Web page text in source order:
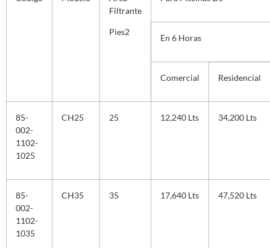
Filtrante
Pies2
En 6 Horas
Comercial Residencial
85-
002-
1102-
1025
CH25 25 12,240 Lts 34,200 Lts
85-
002-
1102-
1035
CH35 35 17,640 Lts 47,520 Lts